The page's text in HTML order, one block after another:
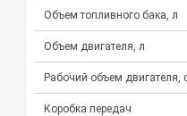
Объем топливного бака, л
Объем двигателя, л
Рабочий объем двигателя,
Коробка передач